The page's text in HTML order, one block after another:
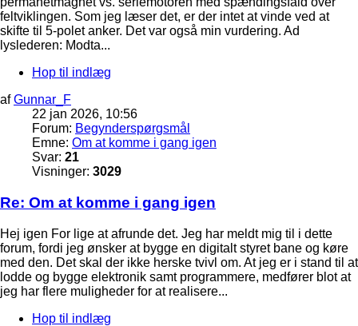
feltviklingen. Som jeg læser det, er der intet at vinde ved at
skifte til 5-polet anker. Det var også min vurdering. Ad
lyslederen: Modta...
Hop til indlæg
afGunnar_F
22 jan 2026, 10:56
Forum: Begynderspørgsmål
Emne: Om at komme i gang igen
Svar: 21
Visninger: 3029
Re: Om at komme i gang igen
Hej igen For lige at afrunde det. Jeg har meldt mig til i dette
forum, fordi jeg ønsker at bygge en digitalt styret bane og køre
med den. Det skal der ikke herske tvivl om. At jeg er i stand til at
lodde og bygge elektronik samt programmere, medfører blot at
jeg har flere muligheder for at realisere...
Hop til indlæg